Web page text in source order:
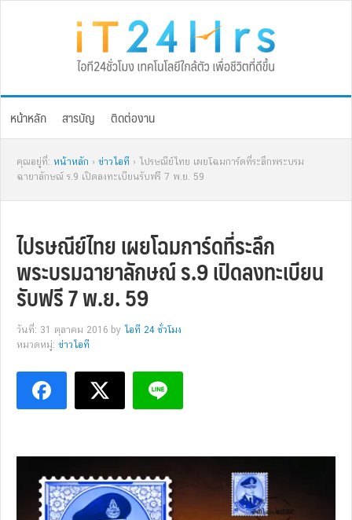
หน้าหลัก สารบัญ ติดต่องาน
คุณอยู่ที่: หน้าหลัก › ข่าวไอที › ไปรษณีย์ไทย เผยโฉมการ์ดที่ระลึกพระบรม
ฉายาลักษณ์ ร.9 เปิดลงทะเบียนรับฟรี 7 พ.ย. 59
ไปรษณีย์ไทย เผยโฉมการ์ดที่ระลึก
พระบรมฉายาลักษณ์ ร.9 เปิดลงทะเบียน
รับฟรี 7 พ.ย. 59
วันที่: 31 ตุลาคม 2016 by ไอที 24 ชั่วโมง
หมวดหมู่: ข่าวไอที